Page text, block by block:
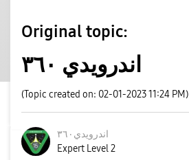
Original topic:
اندرويدي ٣٦٠
(Topic created on: 02-01-2023 11:24 PM)
اندرويدي٣٦٠
Expert Level 2